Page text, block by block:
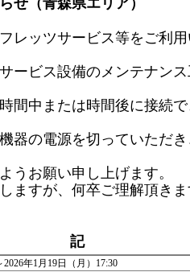
せ（青森県エリア）
レッツサービス等をご利
ービス設備のメンテナン
間中または時間後に接続
器の電源を切っていただ
うお願い申し上げます。
ますが、何卒ご理解頂き
記
年1月19日（月）17:30